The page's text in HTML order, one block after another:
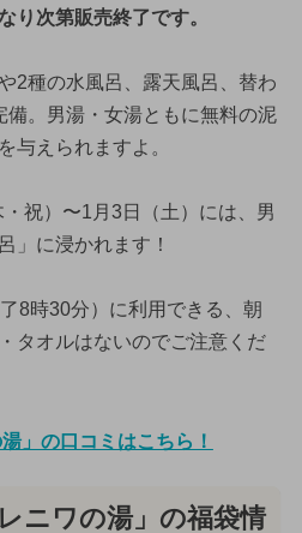
り次第販売終了です。
2種の水風呂、露天風呂、替わ
備。男湯・女湯ともに無料の泥
与えられますよ。
祝）〜1月3日（土）には、男
」に浸かれます！
8時30分）に利用できる、朝
タオルはないのでご注意くだ
」の口コミはこちら！
ニワの湯」の福袋情